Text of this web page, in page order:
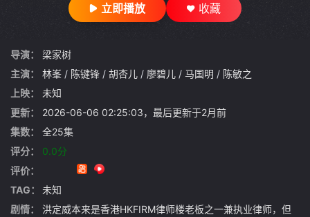
立即播放 收藏
导演：
梁家树
主演：
林峯 / 陈键锋 / 胡杏儿 / 廖碧儿 / 马国明 / 陈敏之
上映：
未知
更新：
2026-06-06 02:25:03，最后更新于2月前
集数：
全25集
评分：
0.0分
评价：
TAG：
未知
剧情：
洪定威本来是香港HKFIRM律师楼老板之一兼执业律师，但